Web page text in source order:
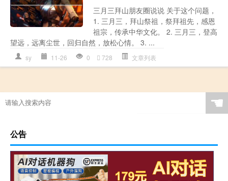
三月三拜山朋友圈说说 关于这个问题，
1. 三月三，拜山祭祖，祭拜祖先，感恩
祖宗，传承中华文化。 2. 三月三，登高
望远，远离尘世，回归自然，放松心情。 3. ...
sy 11-26 0 728 文章列表
☚
公告